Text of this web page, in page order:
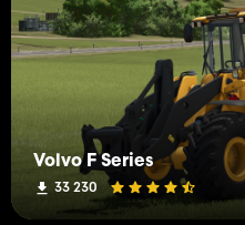
Volvo F Series
33 230